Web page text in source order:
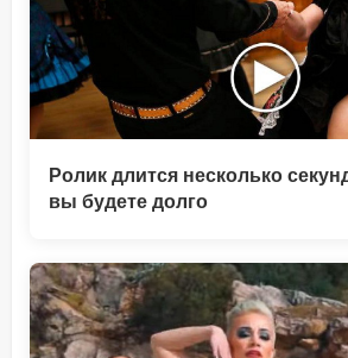
Ролик длится несколько
вы будете долго